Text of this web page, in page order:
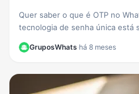
Quer saber o que é OTP no
tecnologia de senha única está
como PicPay para aumentar sua
GruposWhats·há 8 meses